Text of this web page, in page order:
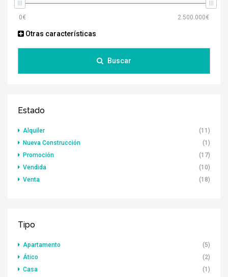
Otras características
Buscar
Estado
Alquiler
(11)
Nueva Construcción
(1)
Promoción
(17)
Vendida
(10)
Venta
(18)
Tipo
Apartamento
(5)
Ático
(2)
Casa
(1)